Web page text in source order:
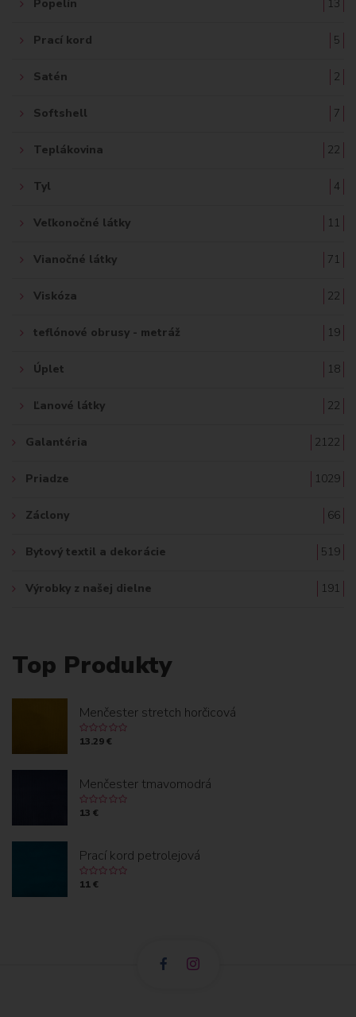
Popelín 13
Prací kord 5
Satén 2
Softshell 7
Teplákovina 22
Tyl 4
Veľkonočné látky 11
Vianočné látky 71
Viskóza 22
teflónové obrusy - metráž 19
Úplet 18
Ľanové látky 22
Galantéria 2122
Priadze 1029
Záclony 66
Bytový textil a dekorácie 519
Výrobky z našej dielne 191
Top Produkty
Menčester stretch horčicová
13.29 €
Menčester tmavomodrá
13 €
Prací kord petrolejová
11 €